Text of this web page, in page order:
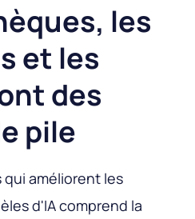
les
et les
des
pile
qui améliorent les
d'IA comprend la